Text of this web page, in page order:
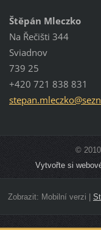
Štěpán Mleczko
Na Řečišti 344
Sviadnov
739 25
+420 721 838 831
stepan.mleczko@s
©
Vytvořte si
Zobrazit: Mobilní verzi